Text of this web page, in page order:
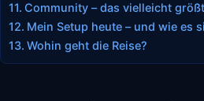
Community – das vielleicht
Mein Setup heute – und wie es
Wohin geht die Reise?